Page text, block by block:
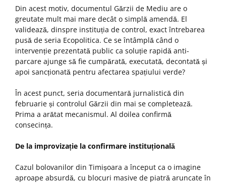
Din acest motiv, documentul Gărzii de Mediu are o
greutate mult mai mare decât o simplă amendă. El
validează, dinspre instituția de control, exact întrebarea
pusă de seria Ecopolitica. Ce se întâmplă când o
intervenție prezentată public ca soluție rapidă anti-
parcare ajunge să fie cumpărată, executată, decontată și
apoi sancționată pentru afectarea spațiului verde?
În acest punct, seria documentară jurnalistică din
februarie și controlul Gărzii din mai se completează.
Prima a arătat mecanismul. Al doilea confirmă
consecința.
De la improvizație la confirmare instituțională
Cazul bolovanilor din Timișoara a început ca o imagine
aproape absurdă, cu blocuri masive de piatră aruncate în